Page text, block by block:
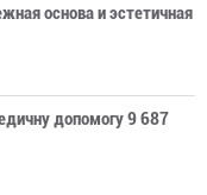
основа и эстетичная
допомогу 9 687